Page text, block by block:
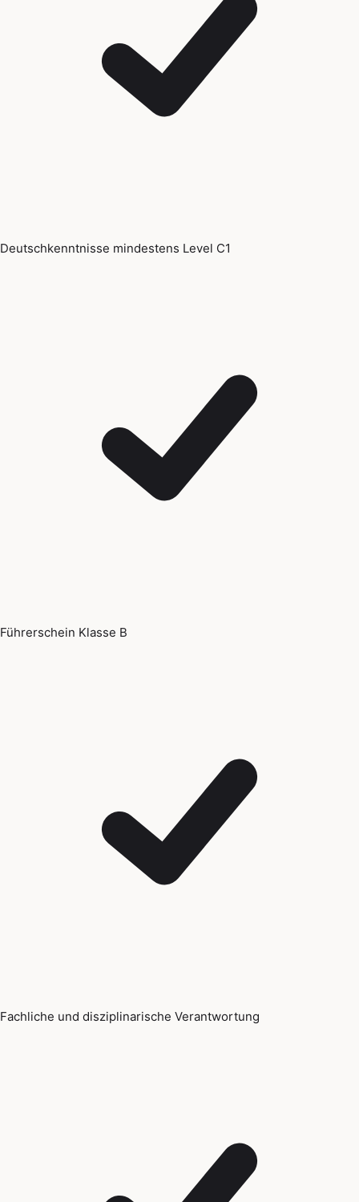
Deutschkenntnisse mindestens Level C1
Führerschein Klasse B
Fachliche und disziplinarische Verantwortung